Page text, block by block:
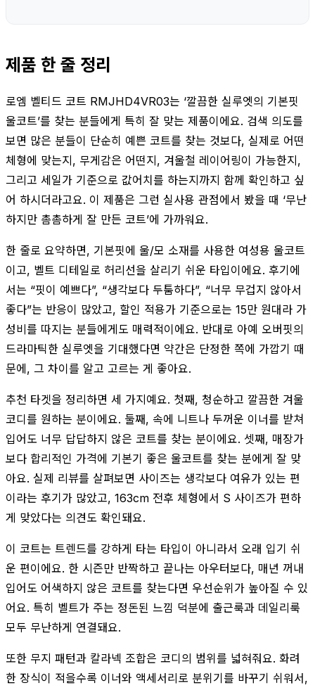
제품 한 줄 정리
로엠 벨티드 코트 RMJHD4VR03는 ‘깔끔한 실루엣의 기본핏
울코트’를 찾는 분들에게 특히 잘 맞는 제품이에요. 검색 의도를
보면 많은 분들이 단순히 예쁜 코트를 찾는 것보다, 실제로 어떤
체형에 맞는지, 무게감은 어떤지, 겨울철 레이어링이 가능한지,
그리고 세일가 기준으로 값어치를 하는지까지 함께 확인하고 싶
어 하시더라고요. 이 제품은 그런 실사용 관점에서 봤을 때 ‘무난
하지만 촘촘하게 잘 만든 코트’에 가까워요.
한 줄로 요약하면, 기본핏에 울/모 소재를 사용한 여성용 울코트
이고, 벨트 디테일로 허리선을 살리기 쉬운 타입이에요. 후기에
서는 “핏이 예쁘다”, “생각보다 두툼하다”, “너무 무겁지 않아서
좋다”는 반응이 많았고, 할인 적용가 기준으로는 15만 원대라 가
성비를 따지는 분들에게도 매력적이에요. 반대로 아예 오버핏의
드라마틱한 실루엣을 기대했다면 약간은 단정한 쪽에 가깝기 때
문에, 그 차이를 알고 고르는 게 좋아요.
추천 타겟을 정리하면 세 가지예요. 첫째, 청순하고 깔끔한 겨울
코디를 원하는 분이에요. 둘째, 속에 니트나 두꺼운 이너를 받쳐
입어도 너무 답답하지 않은 코트를 찾는 분이에요. 셋째, 매장가
보다 합리적인 가격에 기본기 좋은 울코트를 찾는 분에게 잘 맞
아요. 실제 리뷰를 살펴보면 사이즈는 생각보다 여유가 있는 편
이라는 후기가 많았고, 163cm 전후 체형에서 S 사이즈가 편하
게 맞았다는 의견도 확인돼요.
이 코트는 트렌드를 강하게 타는 타입이 아니라서 오래 입기 쉬
운 편이에요. 한 시즌만 반짝하고 끝나는 아우터보다, 매년 꺼내
입어도 어색하지 않은 코트를 찾는다면 우선순위가 높아질 수 있
어요. 특히 벨트가 주는 정돈된 느낌 덕분에 출근룩과 데일리룩
모두 무난하게 연결돼요.
또한 무지 패턴과 칼라넥 조합은 코디의 범위를 넓혀줘요. 화려
한 장식이 적을수록 이너와 액세서리로 분위기를 바꾸기 쉬워서,